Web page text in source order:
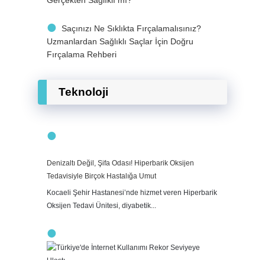
Saçınızı Ne Sıklıkta Fırçalamalısınız?
Uzmanlardan Sağlıklı Saçlar İçin Doğru
Fırçalama Rehberi
Teknoloji
Denizaltı Değil, Şifa Odası! Hiperbarik Oksijen
Tedavisiyle Birçok Hastalığa Umut
Kocaeli Şehir Hastanesi’nde hizmet veren Hiperbarik
Oksijen Tedavi Ünitesi, diyabetik...